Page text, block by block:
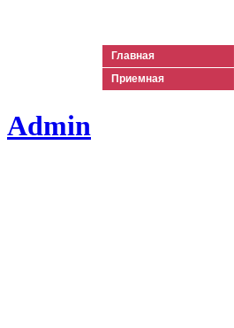
Главная
Приемная
Admin